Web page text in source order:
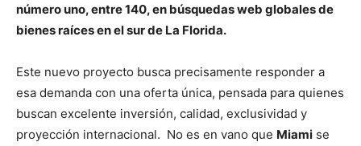
número uno, entre 140, en búsquedas web globales de
bienes raíces en el sur de La Florida.
Este nuevo proyecto busca precisamente responder a
esa demanda con una oferta única, pensada para quienes
buscan excelente inversión, calidad, exclusividad y
proyección internacional. No es en vano que Miami se